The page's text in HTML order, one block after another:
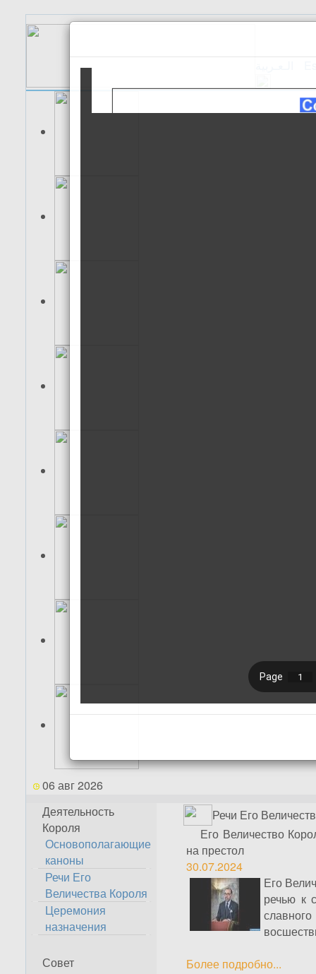
06 авг 2026
Деятельность
Короля
Основополагающие
каноны
Речи Его
Величества Короля
Церемония
назначения
Совет
Речи Его
Его Величество
на престол
30.07.2024
Его
речью к
Более подробно...